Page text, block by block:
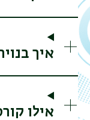
איך
אילו